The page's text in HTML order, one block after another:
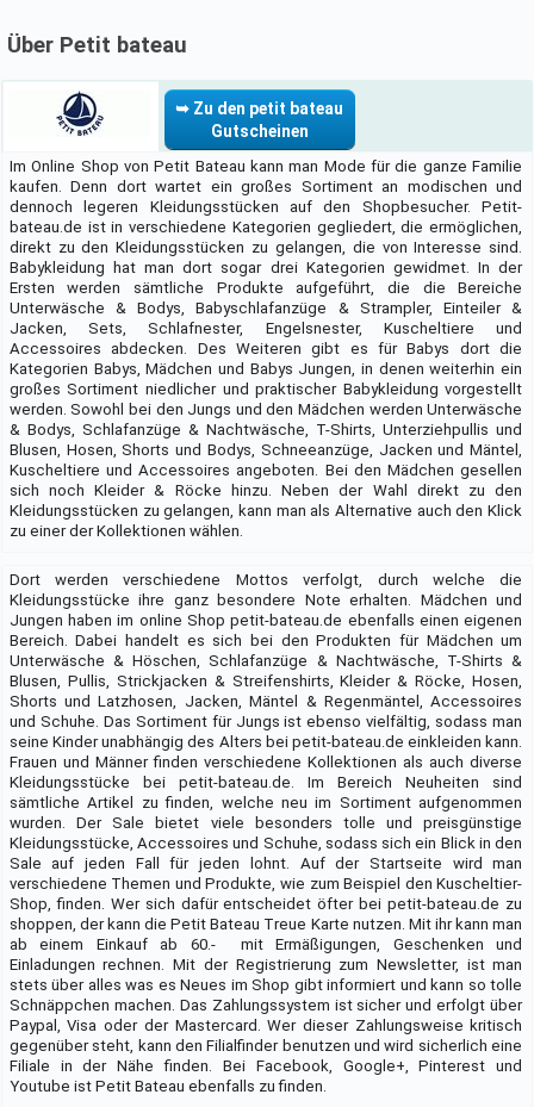
Über Petit bateau
➥ Zu den petit bateau
Gutscheinen
Im Online Shop von Petit Bateau kann man Mode für die ganze Familie
kaufen. Denn dort wartet ein großes Sortiment an modischen und
dennoch legeren Kleidungsstücken auf den Shopbesucher. Petit-
bateau.de ist in verschiedene Kategorien gegliedert, die ermöglichen,
direkt zu den Kleidungsstücken zu gelangen, die von Interesse sind.
Babykleidung hat man dort sogar drei Kategorien gewidmet. In der
Ersten werden sämtliche Produkte aufgeführt, die die Bereiche
Unterwäsche & Bodys, Babyschlafanzüge & Strampler, Einteiler &
Jacken, Sets, Schlafnester, Engelsnester, Kuscheltiere und
Accessoires abdecken. Des Weiteren gibt es für Babys dort die
Kategorien Babys, Mädchen und Babys Jungen, in denen weiterhin ein
großes Sortiment niedlicher und praktischer Babykleidung vorgestellt
werden. Sowohl bei den Jungs und den Mädchen werden Unterwäsche
& Bodys, Schlafanzüge & Nachtwäsche, T-Shirts, Unterziehpullis und
Blusen, Hosen, Shorts und Bodys, Schneeanzüge, Jacken und Mäntel,
Kuscheltiere und Accessoires angeboten. Bei den Mädchen gesellen
sich noch Kleider & Röcke hinzu. Neben der Wahl direkt zu den
Kleidungsstücken zu gelangen, kann man als Alternative auch den Klick
zu einer der Kollektionen wählen.
Dort werden verschiedene Mottos verfolgt, durch welche die
Kleidungsstücke ihre ganz besondere Note erhalten. Mädchen und
Jungen haben im online Shop petit-bateau.de ebenfalls einen eigenen
Bereich. Dabei handelt es sich bei den Produkten für Mädchen um
Unterwäsche & Höschen, Schlafanzüge & Nachtwäsche, T-Shirts &
Blusen, Pullis, Strickjacken & Streifenshirts, Kleider & Röcke, Hosen,
Shorts und Latzhosen, Jacken, Mäntel & Regenmäntel, Accessoires
und Schuhe. Das Sortiment für Jungs ist ebenso vielfältig, sodass man
seine Kinder unabhängig des Alters bei petit-bateau.de einkleiden kann.
Frauen und Männer finden verschiedene Kollektionen als auch diverse
Kleidungsstücke bei petit-bateau.de. Im Bereich Neuheiten sind
sämtliche Artikel zu finden, welche neu im Sortiment aufgenommen
wurden. Der Sale bietet viele besonders tolle und preisgünstige
Kleidungsstücke, Accessoires und Schuhe, sodass sich ein Blick in den
Sale auf jeden Fall für jeden lohnt. Auf der Startseite wird man
verschiedene Themen und Produkte, wie zum Beispiel den Kuscheltier-
Shop, finden. Wer sich dafür entscheidet öfter bei petit-bateau.de zu
shoppen, der kann die Petit Bateau Treue Karte nutzen. Mit ihr kann man
ab einem Einkauf ab 60.-  mit Ermäßigungen, Geschenken und
Einladungen rechnen. Mit der Registrierung zum Newsletter, ist man
stets über alles was es Neues im Shop gibt informiert und kann so tolle
Schnäppchen machen. Das Zahlungssystem ist sicher und erfolgt über
Paypal, Visa oder der Mastercard. Wer dieser Zahlungsweise kritisch
gegenüber steht, kann den Filialfinder benutzen und wird sicherlich eine
Filiale in der Nähe finden. Bei Facebook, Google+, Pinterest und
Youtube ist Petit Bateau ebenfalls zu finden.